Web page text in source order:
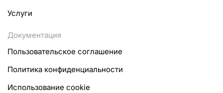
Услуги
Документация
Пользовательское соглашение
Политика конфиденциальности
Использование cookie